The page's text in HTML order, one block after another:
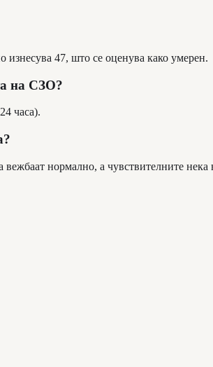
47, што се оценува како умерен.
на СЗО?
часа).
нормално, а чувствителните